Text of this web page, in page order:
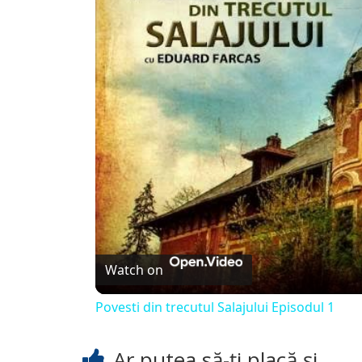
Watch on
Povesti din trecutul Salajului Episodul 1